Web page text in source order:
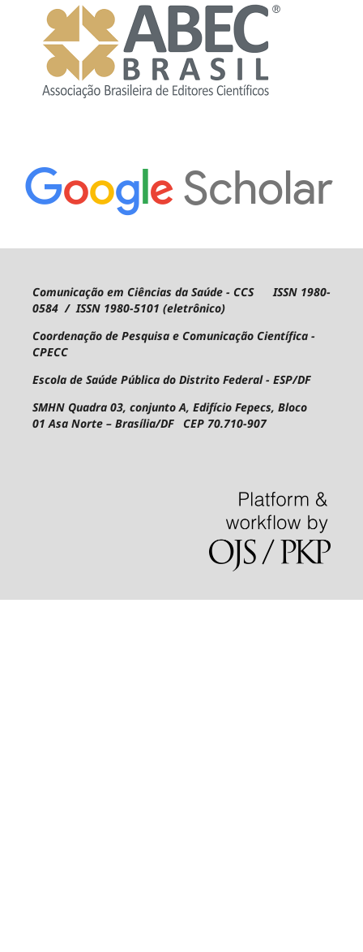
Comunicação em Ciências da Saúde - CCS ISSN 1980-
0584 / ISSN 1980-5101 (eletrônico)
Coordenação de Pesquisa e Comunicação Científica -
CPECC
Escola de Saúde Pública do Distrito Federal - ESP/DF
SMHN Quadra 03, conjunto A, Edifício Fepecs, Bloco
01Asa Norte – Brasília/DF CEP 70.710-907